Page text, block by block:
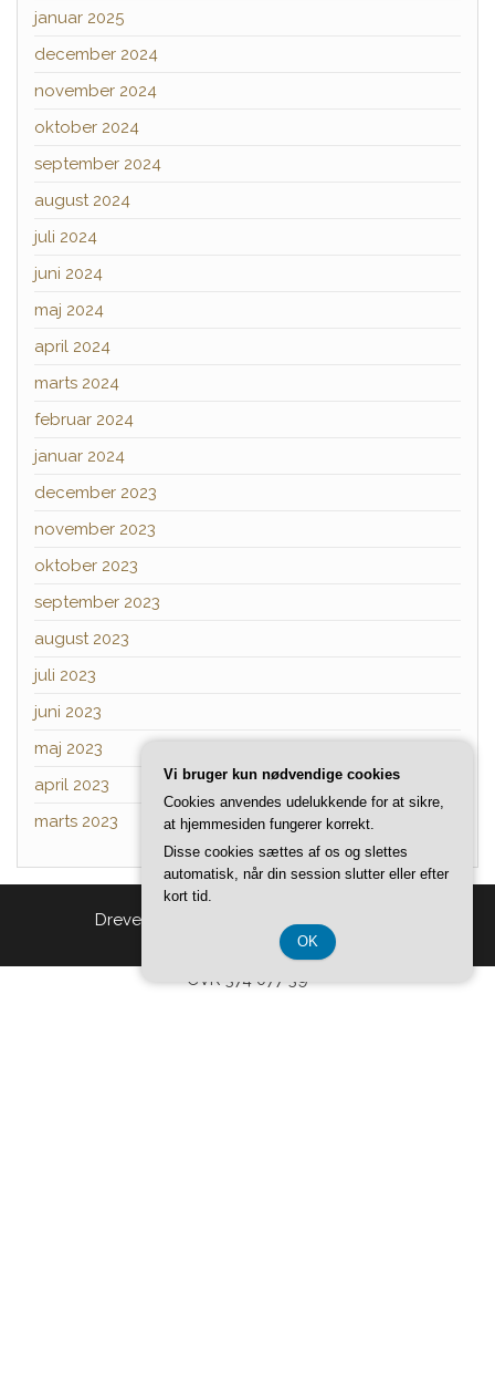
januar 2025
december 2024
november 2024
oktober 2024
september 2024
august 2024
juli 2024
juni 2024
maj 2024
april 2024
marts 2024
februar 2024
januar 2024
december 2023
november 2023
oktober 2023
september 2023
august 2023
juli 2023
juni 2023
maj 2023
april 2023
marts 2023
Drevet af Tema:Head Blog
CVR 374 077 39
Vi bruger kun nødvendige cookies
Cookies anvendes udelukkende for at sikre,
at hjemmesiden fungerer korrekt.
Disse cookies sættes af os og slettes
automatisk, når din session slutter eller efter
kort tid.
OK